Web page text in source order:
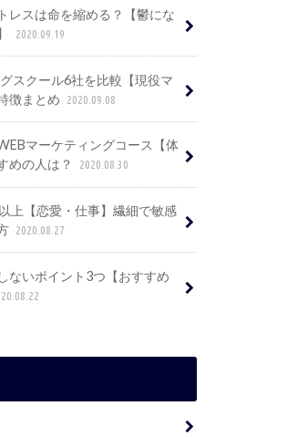
レスは命を縮める？【鬱にな
2020.09.19
スクール6社を比較【現役マ
徴まとめ
2020.09.08
マーケティングコース【体
めの人は？
2020.08.30
上【恋愛・仕事】繊細で敏感
2020.08.27
ないポイント3つ【おすすめ